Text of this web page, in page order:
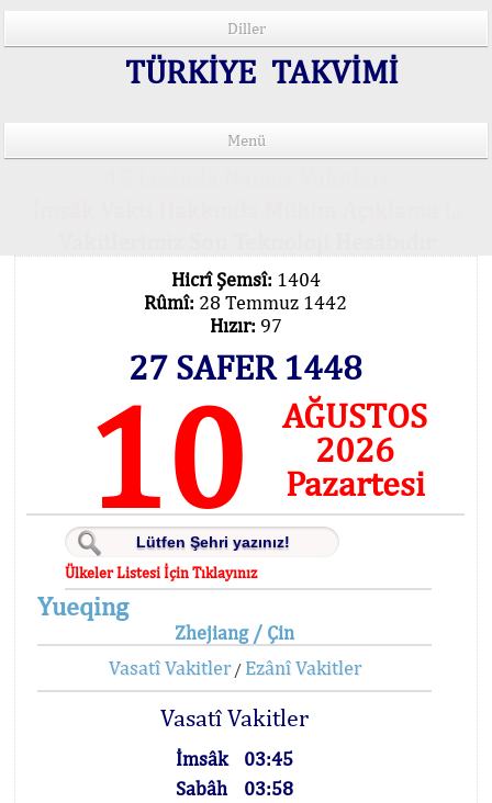
Diller
TÜRKİYE TAKVİMİ
Menü
Hicrî Şemsî: 1404
Rûmî: 28 Temmuz 1442
Hızır: 97
27 SAFER 1448
10
AĞUSTOS
2026
Pazartesi
Ülkeler Listesi İçin Tıklayınız
Yueqing
Zhejiang / Çin
Vasatî Vakitler/ Ezânî Vakitler
Vasatî Vakitler
İmsâk
03:45
Sabâh
03:58